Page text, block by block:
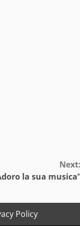
la sua
Policy